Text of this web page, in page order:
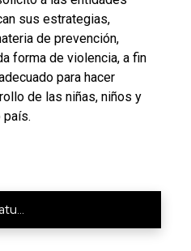
sus estrategias,
de prevención,
forma de violencia, a fin
para hacer
de las niñas, niños y